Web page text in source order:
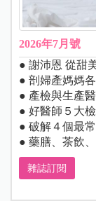
2026年7月號
● 謝沛恩 從甜
● 剖婦產媽媽
● 產檢與生產
● 好醫師５大
● 破解４個最
● 藥膳、茶飲
雜誌訂閱